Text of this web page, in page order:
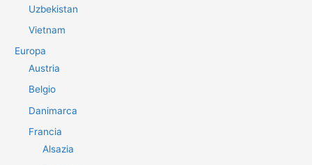
Uzbekistan
Vietnam
Europa
Austria
Belgio
Danimarca
Francia
Alsazia